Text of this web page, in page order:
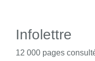
Infolettre
12 000 pages